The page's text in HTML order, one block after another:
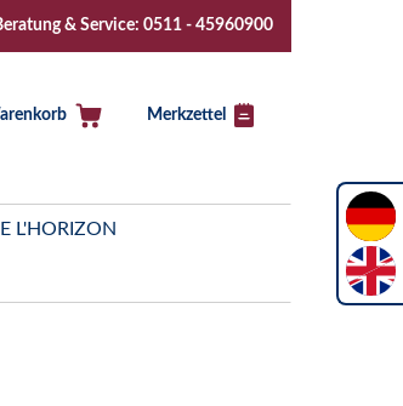
jetzt buchen!
& Service: 0511 - 45960900
Merkzettel
L'HORIZON